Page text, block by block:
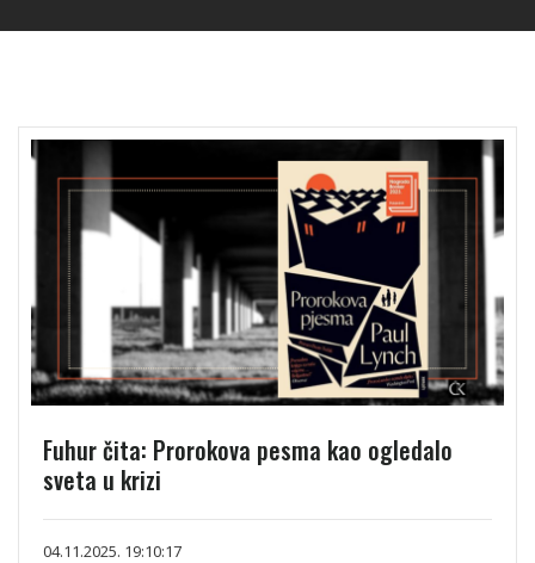
Fuhur čita: Prorokova pesma kao ogledalo
sveta u krizi
04.11.2025. 19:10:17